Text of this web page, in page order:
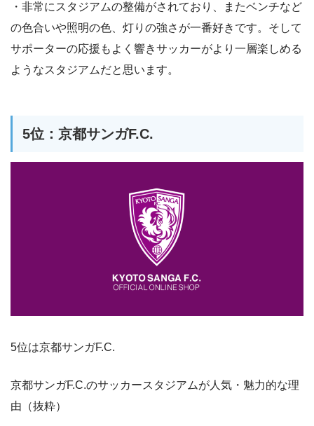
・非常にスタジアムの整備がされており、またベンチなど
の色合いや照明の色、灯りの強さが一番好きです。そして
サポーターの応援もよく響きサッカーがより一層楽しめる
ようなスタジアムだと思います。
5位：京都サンガF.C.
5位は京都サンガF.C.
京都サンガF.C.のサッカースタジアムが人気・魅力的な理
由（抜粋）